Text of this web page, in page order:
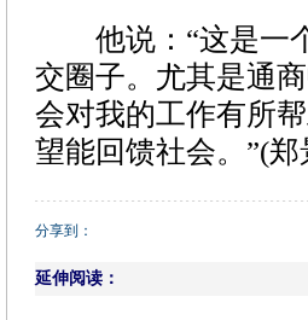
他说：“这是一个
交圈子。尤其是通
会对我的工作有所
望能回馈社会。”(郑
分享到：
延伸阅读：